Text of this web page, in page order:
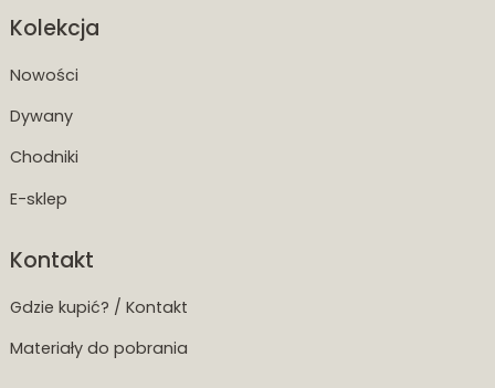
Kolekcja
Nowości
Dywany
Chodniki
E-sklep
Kontakt
Gdzie kupić? / Kontakt
Materiały do pobrania